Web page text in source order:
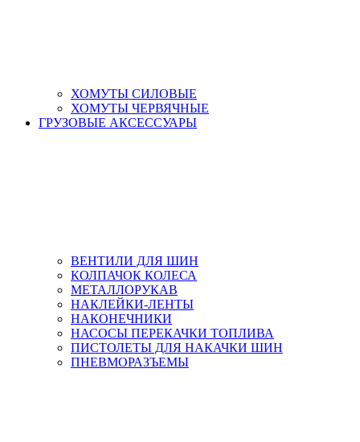
ХОМУТЫ СИЛОВЫЕ
ХОМУТЫ ЧЕРВЯЧНЫЕ
ГРУЗОВЫЕ АКСЕССУАРЫ
ВЕНТИЛИ ДЛЯ ШИН
КОЛПАЧОК КОЛЕСА
МЕТАЛЛОРУКАВ
НАКЛЕЙКИ-ЛЕНТЫ
НАКОНЕЧНИКИ
НАСОСЫ ПЕРЕКАЧКИ ТОПЛИВА
ПИСТОЛЕТЫ ДЛЯ НАКАЧКИ ШИН
ПНЕВМОРАЗЪЕМЫ